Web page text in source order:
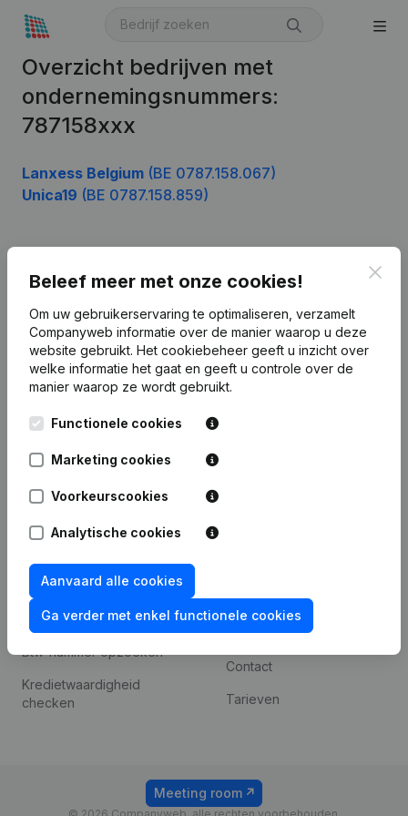
Overzicht bedrijven met
ondernemingsnummers:
787158xxx
Lanxess Belgium (BE 0787.158.067)
Unica19 (BE 0787.158.859)
Beleef meer met onze cookies!
Om uw gebruikerservaring te optimaliseren, verzamelt
Companyweb informatie over de manier waarop u deze
website gebruikt. Het cookiebeheer geeft u inzicht over
welke informatie het gaat en geeft u controle over de
manier waarop ze wordt gebruikt.
Functionele cookies
Marketing cookies
Voorkeurscookies
Analytische cookies
Aanvaard alle cookies
Ga verder met enkel functionele cookies
Nederlands
Kantorenpark Everest
Leuvensesteenweg
248D,
1800 Vilvoorde
Monitoring
Internationaal zoeken
Spotlight
Compliance &
fraudepreventie
Jaarrekening raadplegen
Btw-nummer opzoeken
Kredietwaardigheid
checken
Integraties op maat
Betalingservaring
Contact
Tarieven
Meeting room